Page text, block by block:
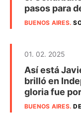
pasos para
BUENOS AIRES.
01. 02. 2025
Así está
brilló en
gloria fue
BUENOS AIRES.